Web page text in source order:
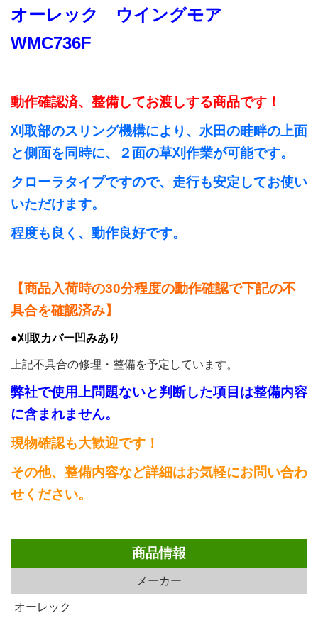
オーレック ウイングモア
WMC736F
動作確認済、整備してお渡しする商品です！
刈取部のスリング機構により、水田の畦畔の上面
と側面を同時に、２面の草刈作業が可能です。
クローラタイプですので、走行も安定してお使い
いただけます。
程度も良く、動作良好です。
【商品入荷時の30分程度の動作確認で下記の不
具合を確認済み】
●刈取カバー凹みあり
上記不具合の修理・整備を予定しています。
弊社で使用上問題ないと判断した項目は整備内容
に含まれません。
現物確認も大歓迎です！
その他、整備内容など詳細はお気軽にお問い合わ
せください。
商品情報
メーカー
オーレック